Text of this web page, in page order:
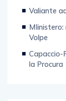
Valiante
Volpe
Capaccio-
la Procura